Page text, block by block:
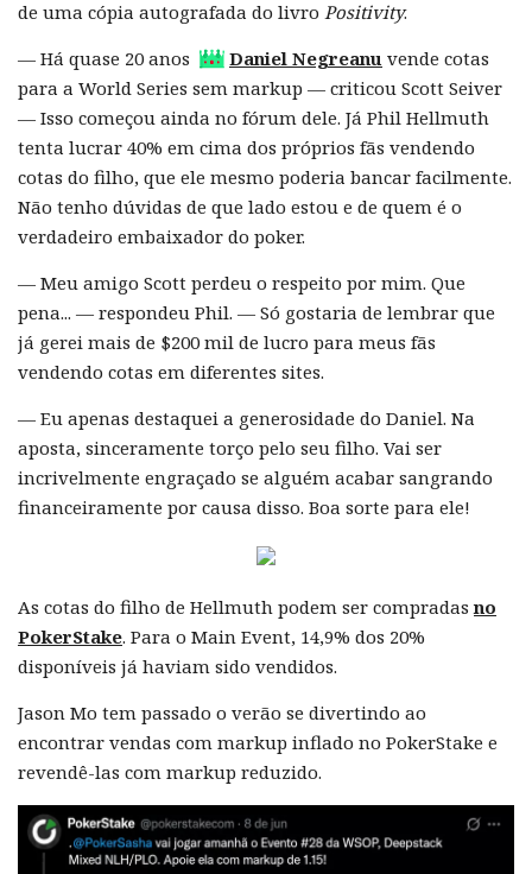
de uma cópia autografada do livro Positivity.
— Há quase 20 anos
Daniel Negreanu vende cotas
para a World Series sem markup — criticou Scott Seiver
— Isso começou ainda no fórum dele. Já Phil Hellmuth
tenta lucrar 40% em cima dos próprios fãs vendendo
cotas do filho, que ele mesmo poderia bancar facilmente.
Não tenho dúvidas de que lado estou e de quem é o
verdadeiro embaixador do poker.
— Meu amigo Scott perdeu o respeito por mim. Que
pena... — respondeu Phil. — Só gostaria de lembrar que
já gerei mais de $200 mil de lucro para meus fãs
vendendo cotas em diferentes sites.
— Eu apenas destaquei a generosidade do Daniel. Na
aposta, sinceramente torço pelo seu filho. Vai ser
incrivelmente engraçado se alguém acabar sangrando
financeiramente por causa disso. Boa sorte para ele!
As cotas do filho de Hellmuth podem ser compradasno
PokerStake. Para o Main Event, 14,9% dos 20%
disponíveis já haviam sido vendidos.
Jason Mo tem passado o verão se divertindo ao
encontrar vendas com markup inflado no PokerStake e
revendê-las com markup reduzido.